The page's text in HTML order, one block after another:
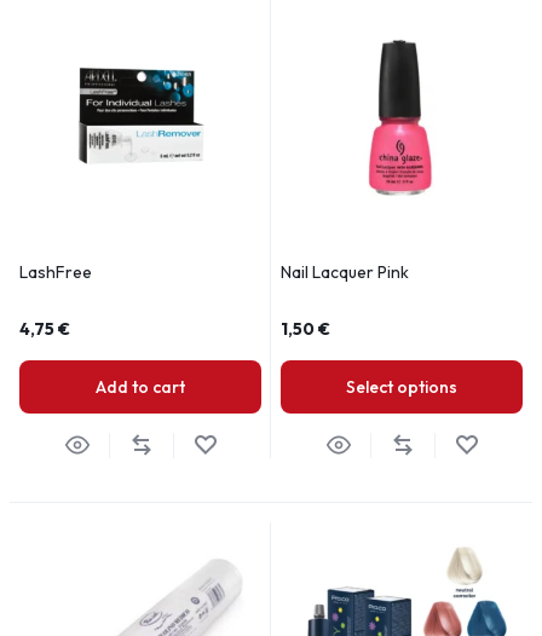
LashFree
4,75€
Add to cart
Nail Lacquer Pink
1,50€
Select options